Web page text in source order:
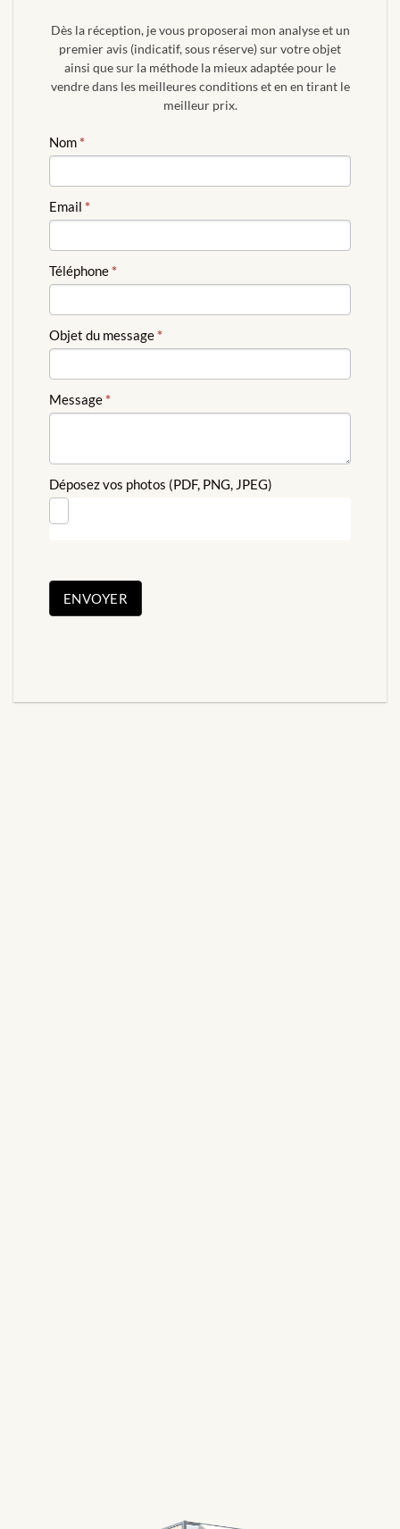
Dès la réception, je vous proposerai mon analyse et un
premier avis (indicatif, sous réserve) sur votre objet
ainsi que sur la méthode la mieux adaptée pour le
vendre dans les meilleures conditions et en en tirant le
meilleur prix.
ESTIMATION
GRATUITE
Nom*
Email *
Téléphone*
Objet du message*
Message*
Déposez vos photos (PDF, PNG, JPEG)
ENVOYER